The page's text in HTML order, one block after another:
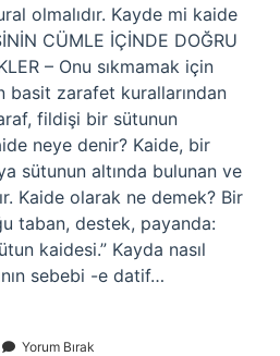
olmalıdır. Kayde mi kaide
CÜMLE İÇİNDE DOĞRU
– Onu sıkmamak için
basit zarafet kurallarından
fildişi bir sütunun
neye denir? Kaide, bir
sütunun altında bulunan ve
Kaide olarak ne demek? Bir
taban, destek, payanda:
kaidesi.” Kayda nasıl
sebebi -e datif…
Yorum Bırak